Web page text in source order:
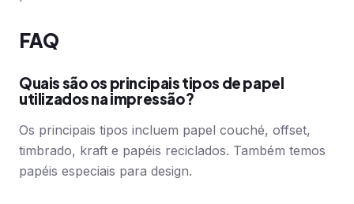
FAQ
Quais são os principais tipos de papel
utilizados na impressão?
Os principais tipos incluem papel couché, offset,
timbrado, kraft e papéis reciclados. Também temos
papéis especiais para design.